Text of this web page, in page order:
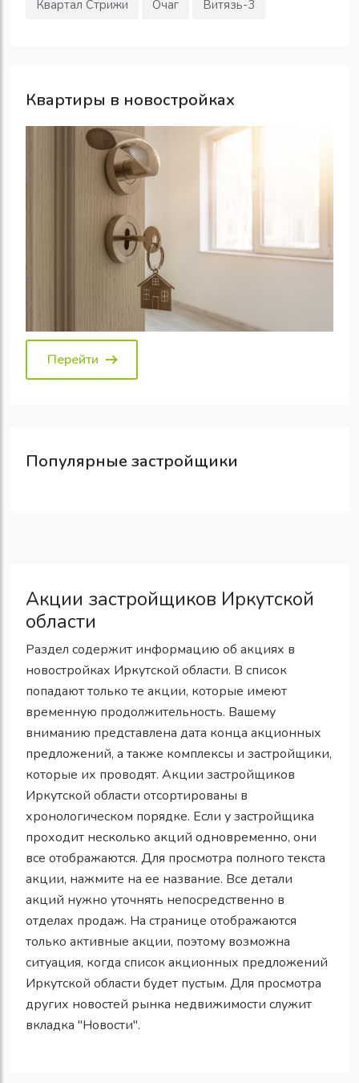
Квартал Стрижи Очаг Витязь-3
Квартиры в новостройках
Перейти
Популярные застройщики
Акции застройщиков Иркутской
области
Раздел содержит информацию об акциях в
новостройках Иркутской области. В список
попадают только те акции, которые имеют
временную продолжительность. Вашему
вниманию представлена дата конца акционных
предложений, а также комплексы и застройщики,
которые их проводят. Акции застройщиков
Иркутской области отсортированы в
хронологическом порядке. Если у застройщика
проходит несколько акций одновременно, они
все отображаются. Для просмотра полного текста
акции, нажмите на ее название. Все детали
акций нужно уточнять непосредственно в
отделах продаж. На странице отображаются
только активные акции, поэтому возможна
ситуация, когда список акционных предложений
Иркутской области будет пустым. Для просмотра
других новостей рынка недвижимости служит
вкладка "Новости".